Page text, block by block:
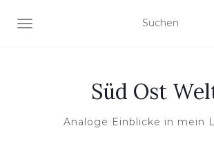
NAVIGATION UMSCHALTEN
Süd Ost
Analoge Einblicke in mein